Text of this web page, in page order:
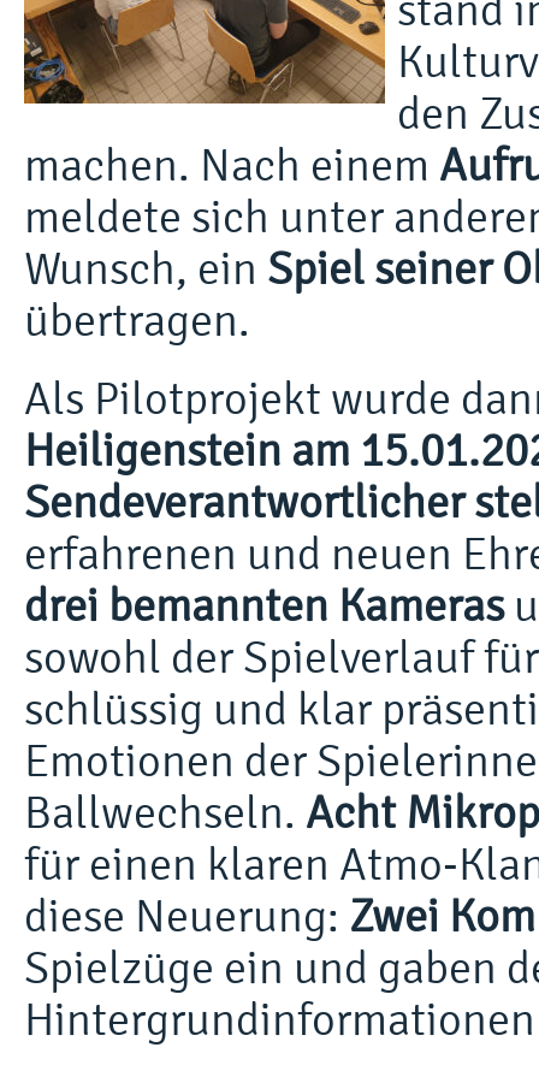
den
machen. Nach einem
meldete sich unter
Wunsch, ein Spiel seiner
übertragen.
Als Pilotprojekt wurde
Heiligenstein am
Sendeverantwortlicher
erfahrenen und neuen
drei bemannten Kameras
sowohl der Spielverlauf
schlüssig und klar
Emotionen der
Ballwechseln. Acht
für einen klaren Atmo-
diese Neuerung: Zwei
Spielzüge ein und gaben